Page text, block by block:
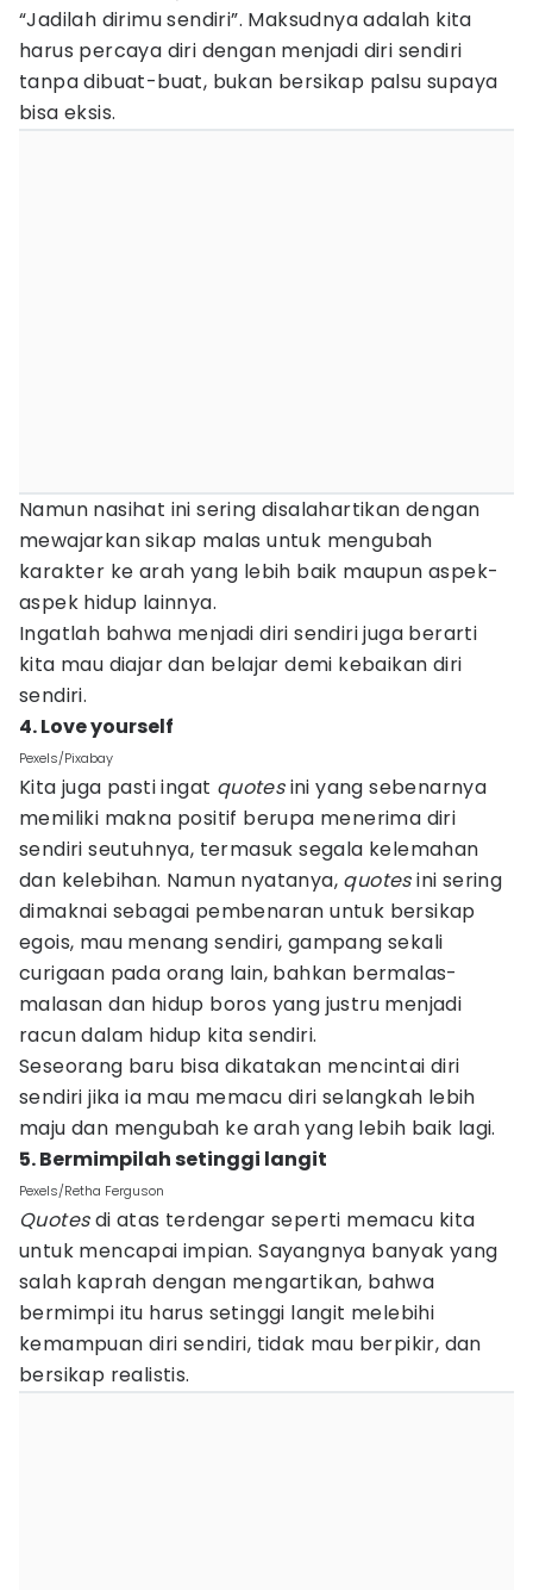
“Jadilah dirimu sendiri”. Maksudnya adalah kita
harus percaya diri dengan menjadi diri sendiri
tanpa dibuat-buat, bukan bersikap palsu supaya
bisa eksis.
Namun nasihat ini sering disalahartikan dengan
mewajarkan sikap malas untuk mengubah
karakter ke arah yang lebih baik maupun aspek-
aspek hidup lainnya.
Ingatlah bahwa menjadi diri sendiri juga berarti
kita mau diajar dan belajar demi kebaikan diri
sendiri.
4. Love yourself
Pexels/Pixabay
Kita juga pasti ingat quotesini yang sebenarnya
memiliki makna positif berupa menerima diri
sendiri seutuhnya, termasuk segala kelemahan
dan kelebihan. Namun nyatanya, quotesini sering
dimaknai sebagai pembenaran untuk bersikap
egois, mau menang sendiri, gampang sekali
curigaan pada orang lain, bahkan bermalas-
malasan dan hidup boros yang justru menjadi
racun dalam hidup kita sendiri.
Seseorang baru bisa dikatakan mencintai diri
sendiri jika ia mau memacu diri selangkah lebih
maju dan mengubah ke arah yang lebih baik lagi.
5. Bermimpilah setinggi langit
Pexels/Retha Ferguson
Quotesdi atas terdengar seperti memacu kita
untuk mencapai impian. Sayangnya banyak yang
salah kaprah dengan mengartikan, bahwa
bermimpi itu harus setinggi langit melebihi
kemampuan diri sendiri, tidak mau berpikir, dan
bersikap realistis.